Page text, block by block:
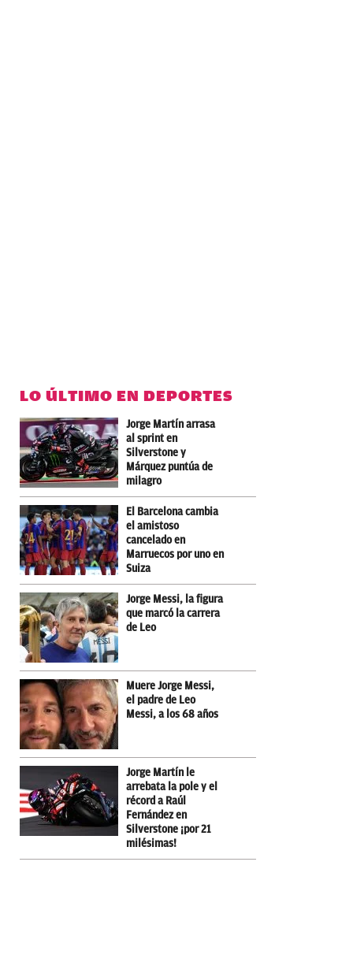
LO ÚLTIMO EN DEPORTES
Jorge Martín arrasa
al sprint en
Silverstone y
Márquez puntúa de
milagro
El Barcelona cambia
el amistoso
cancelado en
Marruecos por uno en
Suiza
Jorge Messi, la figura
que marcó la carrera
de Leo
Muere Jorge Messi,
el padre de Leo
Messi, a los 68 años
Jorge Martín le
arrebata la pole y el
récord a Raúl
Fernández en
Silverstone ¡por 21
milésimas!